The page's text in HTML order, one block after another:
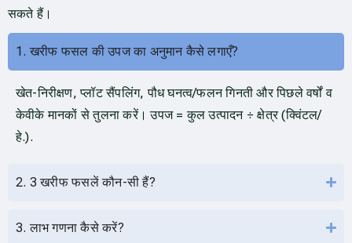
सकते हैं।
1. खरीफ फसल की उपज का अनुमान कैसे लगाएँ?
खेत-निरीक्षण, प्लॉट सैंपलिंग, पौध घनत्व/फलन गिनती और पिछले वर्षों व
केवीके मानकों से तुलना करें। उपज = कुल उत्पादन ÷ क्षेत्र (क्विंटल/
हे.).
2. 3 खरीफ फसलें कौन-सी हैं?
3. लाभ गणना कैसे करें?